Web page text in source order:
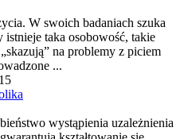
W swoich badaniach szuka
istnieje taka osobowość, takie
na problemy z piciem
...
wystąpienia uzależnienia